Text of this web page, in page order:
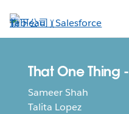
至
主
That One Thing
Sameer Shah
Talita Lopez